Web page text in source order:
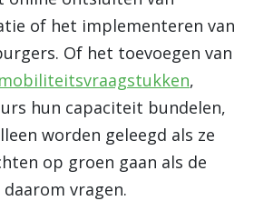
of het implementeren van
Of het toevoegen van
mobiliteitsvraagstukken,
hun capaciteit bundelen,
worden geleegd als ze
op groen gaan als de
vragen.